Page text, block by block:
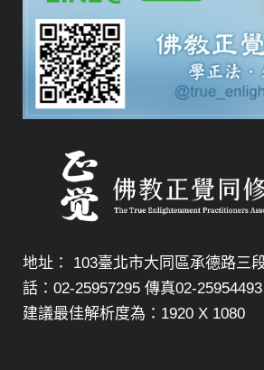
地址： 103臺北市大同區承德路三
話：02-25957295 傳真02-25954493
建議最佳解析度為：1920 X 1080